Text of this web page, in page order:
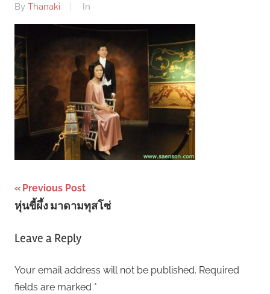
By Thanaki In
Post
navigation
Previous Post
หุ่นขี้ผึ้ง มาดามทุสโซ่
Leave a Reply
Your email address will not be published. Required
fields are marked *